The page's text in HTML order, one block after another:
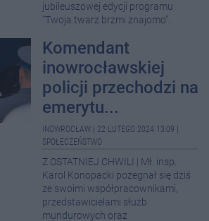
jubileuszowej edycji programu
"Twoja twarz brzmi znajomo”.
Komendant
inowrocławskiej
policji przechodzi na
emerytu...
INOWROCŁAW 22 LUTEGO 2024 13:09
SPOŁECZEŃSTWO
Z OSTATNIEJ CHWILI | Mł. insp.
Karol Konopacki pożegnał się dziś
ze swoimi współpracownikami,
przedstawicielami służb
mundurowych oraz